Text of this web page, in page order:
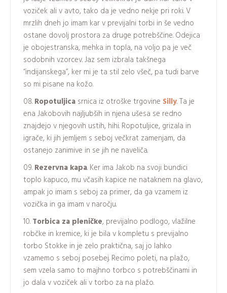
voziček ali v avto, tako da je vedno nekje pri roki. V
mrzlih dneh jo imam kar v previjalni torbi in še vedno
ostane dovolj prostora za druge potrebščine. Odejica
je obojestranska, mehka in topla, na voljo pa je več
sodobnih vzorcev. Jaz sem izbrala takšnega
“indijanskega”, ker mi je ta stil zelo všeč, pa tudi barve
so mi pisane na kožo.
Ropotuljica srnica iz otroške trgovine Silly. Ta je
ena Jakobovih najljubših in njena ušesa se redno
znajdejo v njegovih ustih, hihi. Ropotuljice, grizala in
igrače, ki jih jemljem s seboj večkrat zamenjam, da
ostanejo zanimive in se jih ne naveliča.
Rezervna kapa. Ker ima Jakob na svoji bundici
toplo kapuco, mu včasih kapice ne nataknem na glavo,
ampak jo imam s seboj za primer, da ga vzamem iz
vozička in ga imam v naročju.
Torbica za pleničke, previjalno podlogo, vlažilne
robčke in kremice, ki je bila v kompletu s previjalno
torbo Stokke in je zelo praktična, saj jo lahko
vzamemo s seboj posebej. Recimo poleti, na plažo,
sem vzela samo to majhno torbco s potrebščinami in
jo dala v voziček ali v torbo za na plažo.